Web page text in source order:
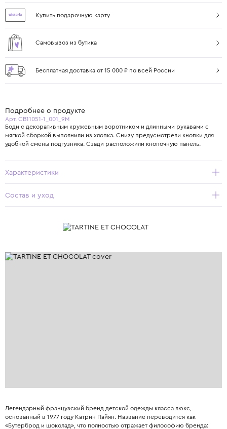
Купить подарочную карту
Самовывоз из бутика
Бесплатная доставка от 15 000 ₽ по всей России
Подробнее о продукте
Арт. CB11051-1_001_9M
Боди с декоративным кружевным воротником и длинными рукавами с
мягкой сборкой выполнили из хлопка. Снизу предусмотрели кнопки для
удобной смены подгузника. Сзади расположили кнопочную панель.
Характеристики
Состав и уход
Легендарный французский бренд детской одежды класса люкс,
основанный в 1977 году Катрин Пайян. Название переводится как
«Бутерброд и шоколад», что полностью отражает философию бренда: